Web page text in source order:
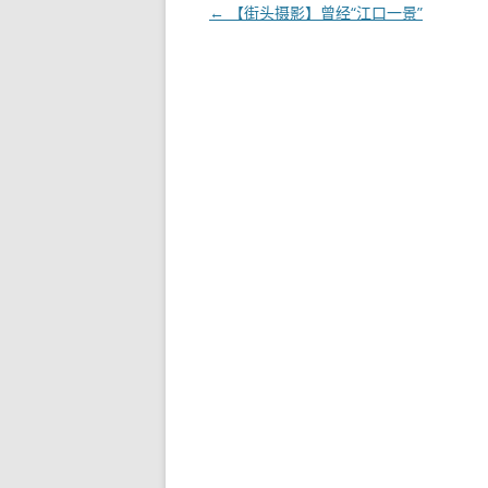
文
← 【街头摄影】曾经“江口一景”